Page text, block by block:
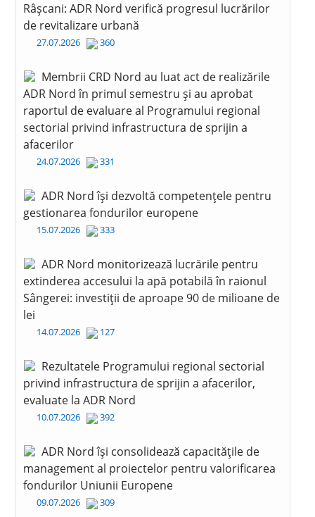
Râșcani: ADR Nord verifică progresul lucrărilor
de revitalizare urbană
27.07.2026 360
Membrii CRD Nord au luat act de realizările
ADR Nord în primul semestru și au aprobat
raportul de evaluare al Programului regional
sectorial privind infrastructura de sprijin a
afacerilor
24.07.2026 331
ADR Nord își dezvoltă competențele pentru
gestionarea fondurilor europene
15.07.2026 333
ADR Nord monitorizează lucrările pentru
extinderea accesului la apă potabilă în raionul
Sângerei: investiții de aproape 90 de milioane de
lei
14.07.2026 127
Rezultatele Programului regional sectorial
privind infrastructura de sprijin a afacerilor,
evaluate la ADR Nord
10.07.2026 392
ADR Nord își consolidează capacitățile de
management al proiectelor pentru valorificarea
fondurilor Uniunii Europene
09.07.2026 309